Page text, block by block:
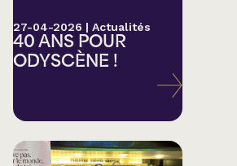
27-04-2026 | Actualités
40 ANS POUR
ODYSCÈNE !